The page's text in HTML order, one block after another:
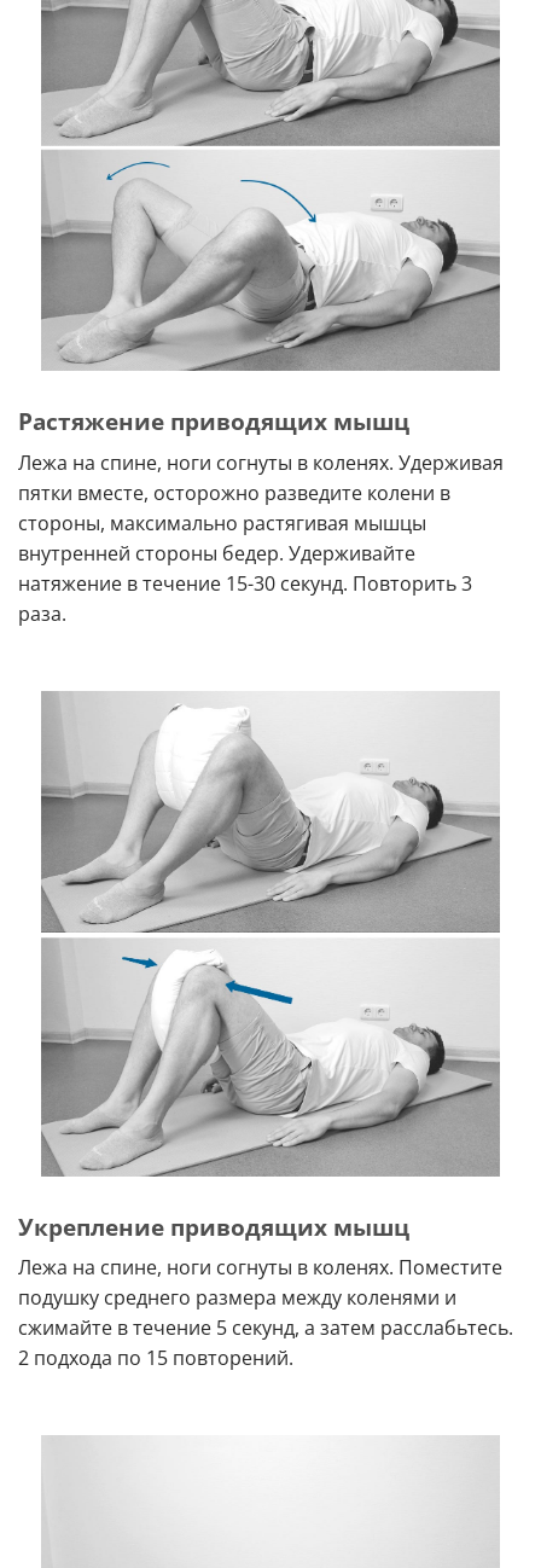
Растяжение приводящих мышц
Лежа на спине, ноги согнуты в коленях. Удерживая
пятки вместе, осторожно разведите колени в
стороны, максимально растягивая мышцы
внутренней стороны бедер. Удерживайте
натяжение в течение 15-30 секунд. Повторить 3
раза.
Укрепление приводящих мышц
Лежа на спине, ноги согнуты в коленях. Поместите
подушку среднего размера между коленями и
сжимайте в течение 5 секунд, а затем расслабьтесь.
2 подхода по 15 повторений.